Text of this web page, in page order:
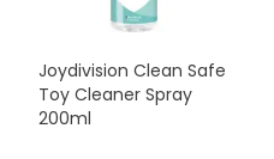
Joydivision Clean Safe
Toy Cleaner Spray
200ml